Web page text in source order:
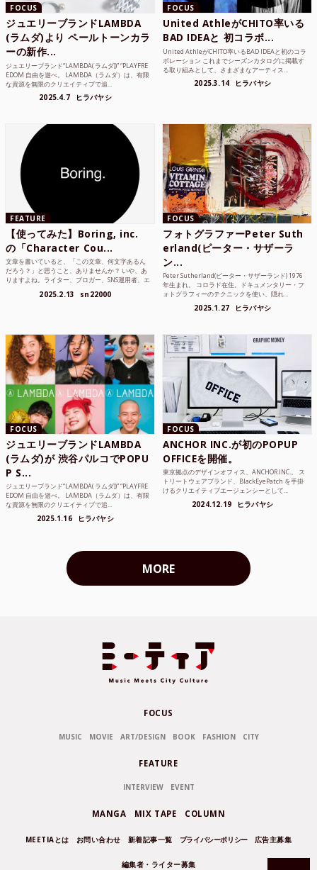
FOCUS
ジュエリーブランドLAMBDA
(ラムダ)より ペールトーンカラ
ーの新作...
ジュエリーブランド“LAMBDA( ラムダ))” “PLAYFRE
EDOM 自由を遊べ。 LAMBDA（ラムダ）は、有限
な資源を無限のクリエイティブで追...
2025.4.7 ヒラバヤシ
FOCUS
United AthleがCHITO率いる
BAD IDEAと 初コラボ...
United AthleがCHITO率いるBAD IDEAと初のコラ
ボレーション これまでシーズンカタログに掲載す
る取り組みとして、さまざまなアーティス...
2025.3.14 ヒラバヤシ
FEATURE
【使ってみた】Boring, inc.
の「Character Cou...
文章を書いていると、「この文章、何文字あるん
だろう？」と思うこと、ありませんか？ いや、あ
りますよね。ライター、ブロガー、SNS運用者、エ
2025.2.13 sn22000
FOCUS
フォトグラファーPeter Suth
erland(ピーター・サザーラ
ン...
Peter Sutherland(ピーター・サザーランド) 1976
年生まれ。 コロラド在住。ドキュメンタリー・フ
ォトグラフィーのテクニックを使い、隠れ...
2025.1.27 ヒラバヤシ
FOCUS
ジュエリーブランドLAMBDA
(ラムダ)が 渋谷パルコでPOPU
P S...
ジュエリーブランド“LAMBDA( ラムダ))” “PLAYFRE
EDOM 自由を遊べ。 LAMBDA（ラムダ）は、有限
な資源を無限のクリエイティブで追...
2025.1.16 ヒラバヤシ
FOCUS
ANCHOR INC.が初のPOPUP
OFFICEを開催。
東京拠点のデザインオフィス、ANCHOR INC.。 ス
トリートウェアブランド、BlackEyePatch を手掛
けるクリエイティブエージェンシーとして...
2024.12.19 ヒラバヤシ
MORE
FOCUS
MUSIC MOVIE ART/DESIGN BOOK FASHION CITY
FEATURE
INTERVIEW EVENT
MANGA MIX TAPE COLUMN
MEETIAとは お問い合わせ 新着記事一覧 プライバシーポリシー 広告主募集
編集者・ライター募集